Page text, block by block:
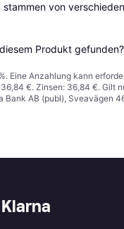
von
Produkt
Eine Anzahlung kann
€. Zinsen: 36,84 €.
AB (publ), Sveavägen
Klarna